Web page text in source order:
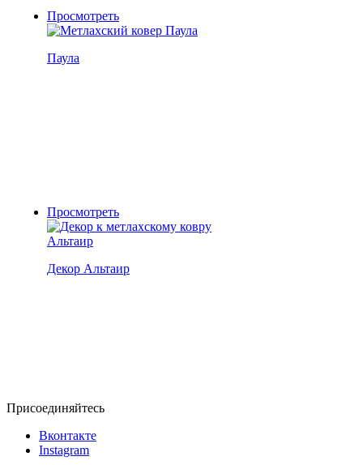
Просмотреть
Паула
Просмотреть
Декор Альтаир
Присоединяйтесь
Вконтакте
Instagram